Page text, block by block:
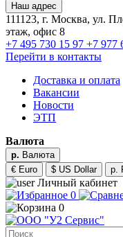
Наш адрес
111123, г. Москва, ул.
этаж, офис 8
+7 495 730 15 97 +7 977
Перейти в контакты
Доставка и оплата
Вакансии
Новости
ЭТП
Валюта
р. Валюта
€ Euro
$ US Dollar р.
Личный кабинет
0
0